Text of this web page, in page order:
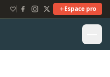
Espace pro